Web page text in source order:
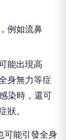
例如流鼻
能出現高
身無力等症
染時，還可
狀。
可能引發全身